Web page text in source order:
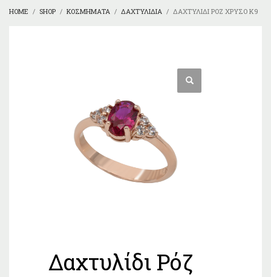
HOME SHOP ΚΟΣΜΉΜΑΤΑ ΔΑΧΤΥΛΊΔΙΑ ΔΑΧΤΥΛΊΔΙ ΡΌΖ ΧΡΥΣΌ Κ9
Δαχτυλίδι Ρόζ